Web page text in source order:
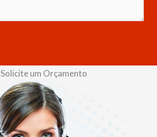
Solicite um Orçamento